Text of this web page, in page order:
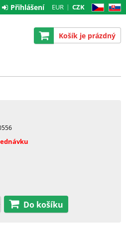
CZ SK
EUR CZK
Přihlášení
Košík je prázdný
Do košíku